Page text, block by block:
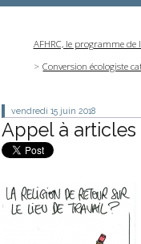
AFHRC, le programme
Conversion écologiste
vendredi 15 juin 2018
Appel à articles